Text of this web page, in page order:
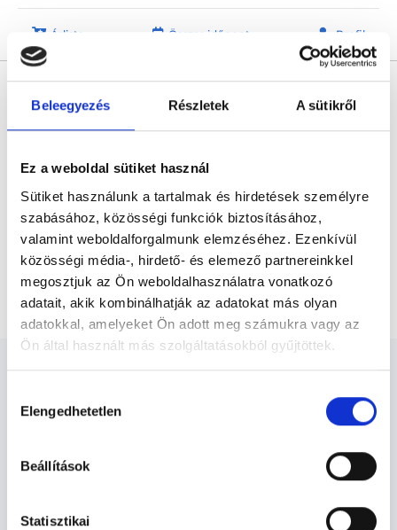
Beleegyezés Részletek A sütikről
Ez a weboldal sütiket használ
Sütiket használunk a tartalmak és hirdetések személyre
szabásához, közösségi funkciók biztosításához,
valamint weboldalforgalmunk elemzéséhez. Ezenkívül
közösségi média-, hirdető- és elemező partnereinkkel
megosztjuk az Ön weboldalhasználatra vonatkozó
adatait, akik kombinálhatják az adatokat más olyan
adatokkal, amelyeket Ön adott meg számukra vagy az
Ön által használt más szolgáltatásokból gyűjtöttek.
szabályzat:https://foglaljorvost.hu/info/foglaljorvost-
kiválasztása
Elengedhetetlen
Beállítások
Statisztikai
Árlista Összes időpont Profil
megszerzésére irányuló képzésben vesz részt. Ezen orvosok által
felelősséggel tartozik és azt közvetlenül felügyeli az egészségügyi
szakorvosjelölt önállóan láthat el feladatokat. A foglaljorvost.hu
felelősségét kizárja esetleges névazonosságért bármely szakorvos
és szakorvosjelölt esetén.
Főoldal Allergológus
Légúti allergológiai kontroll vizsgálat + légzésfunkció
Allergológia TERÜLETHEZ KAPCSOLÓDÓ